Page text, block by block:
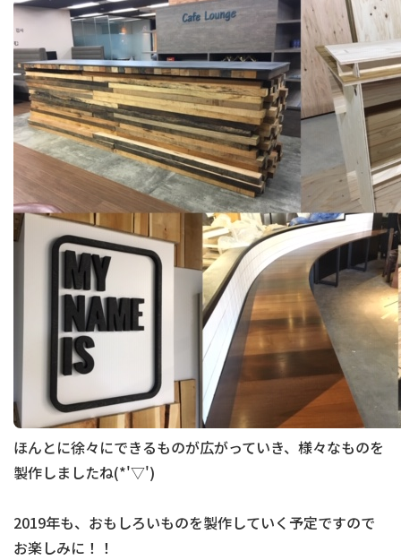
ほんとに徐々にできるものが広がっていき、様々なものを
製作しましたね(*'▽')
2019年も、おもしろいものを製作していく予定ですので
お楽しみに！！